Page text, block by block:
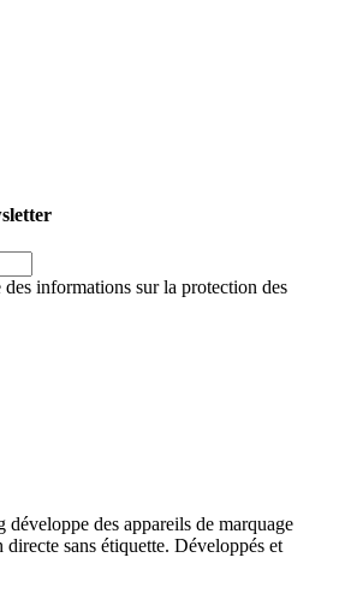
informations sur la protection des
des appareils de marquage
sans étiquette. Développés et